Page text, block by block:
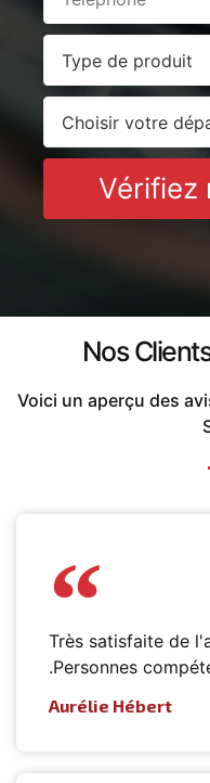
Vérifiez
Nos
Voici un aperçu des
Très satisfaite de
.Personnes
Aurélie Hébert